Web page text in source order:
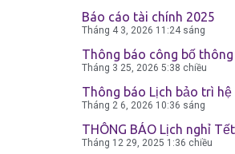
Biểu Phí
Biểu Mẫu
Tin Tức & Báo Chí
Báo cáo tài chính 2025
Tháng 4 3, 2026 11:24 sáng
Thông báo công bố
Tháng 3 25, 2026 5:38 chiều
Thông báo Lịch bảo trì
Tháng 2 6, 2026 10:36 sáng
THÔNG BÁO Lịch nghỉ
Tháng 12 29, 2025 1:36 chiều